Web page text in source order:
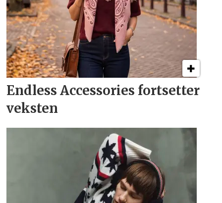
Endless Accessories fortsetter
veksten